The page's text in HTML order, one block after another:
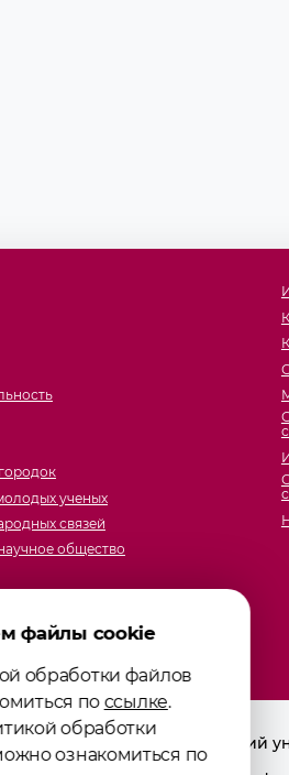
ученых
связей
общество
медицинский
файлы cookie
обработки файлов
поссылке.
обработки
ознакомиться по